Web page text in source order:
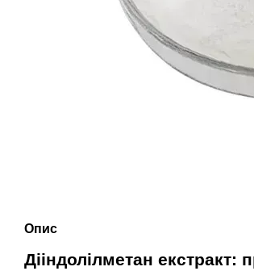
Опис
Дііндолілметан